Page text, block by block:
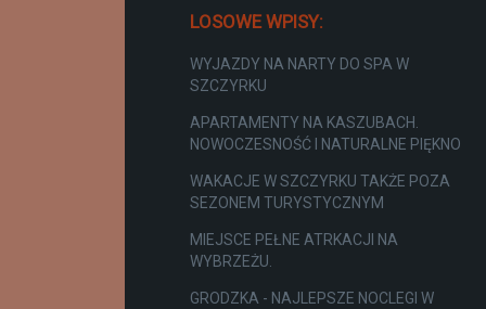
LOSOWE WPISY:
WYJAZDY NA NARTY DO SPA W
SZCZYRKU
APARTAMENTY NA KASZUBACH.
NOWOCZESNOŚĆ I NATURALNE PIĘKNO
WAKACJE W SZCZYRKU TAKŻE POZA
SEZONEM TURYSTYCZNYM
MIEJSCE PEŁNE ATRKACJI NA
WYBRZEŻU.
GRODZKA - NAJLEPSZE NOCLEGI W